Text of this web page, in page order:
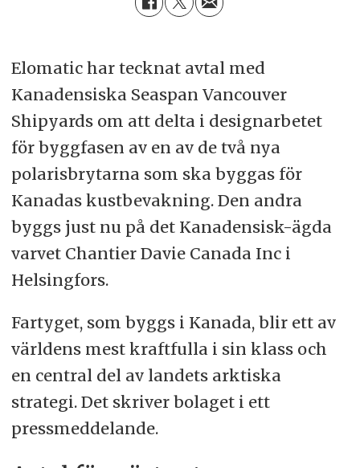
Elomatic har tecknat avtal med
Kanadensiska Seaspan Vancouver
Shipyards om att delta i designarbetet
för byggfasen av en av de två nya
polarisbrytarna som ska byggas för
Kanadas kustbevakning. Den andra
byggs just nu på det Kanadensisk-ägda
varvet Chantier Davie Canada Inc i
Helsingfors.
Fartyget, som byggs i Kanada, blir ett av
världens mest kraftfulla i sin klass och
en central del av landets arktiska
strategi. Det skriver bolaget i ett
pressmeddelande.